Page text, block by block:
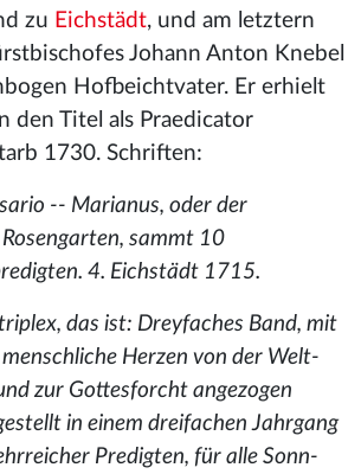
zu Eichstädt, und am letztern
Johann Anton Knebel
Hofbeichtvater. Er erhielt
den Titel als Praedicator
1730. Schriften:
-- Marianus, oder der
sammt 10
4. Eichstädt 1715.
das ist: Dreyfaches Band, mit
Herzen von der Welt-
zur Gottesforcht angezogen
in einem dreifachen Jahrgang
Predigten, für alle Sonn-